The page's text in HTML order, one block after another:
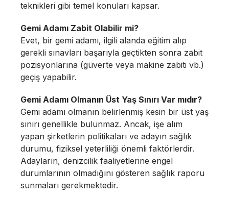
teknikleri gibi temel konuları kapsar.
Gemi Adamı Zabit Olabilir mi?
Evet, bir gemi adamı, ilgili alanda eğitim alıp
gerekli sınavları başarıyla geçtikten sonra zabit
pozisyonlarına (güverte veya makine zabiti vb.)
geçiş yapabilir.
Gemi Adamı Olmanın Üst Yaş Sınırı Var mıdır?
Gemi adamı olmanın belirlenmiş kesin bir üst yaş
sınırı genellikle bulunmaz. Ancak, işe alım
yapan şirketlerin politikaları ve adayın sağlık
durumu, fiziksel yeterliliği önemli faktörlerdir.
Adayların, denizcilik faaliyetlerine engel
durumlarının olmadığını gösteren sağlık raporu
sunmaları gerekmektedir.